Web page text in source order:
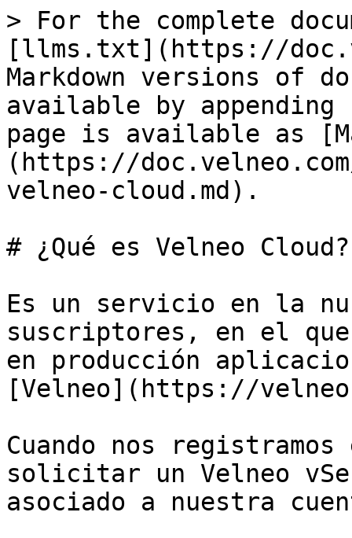
> For the complete
[llms.txt](https://
Markdown versions of
available by
page is available as
(https://
velneo-cloud.md).
# ¿Qué es Velneo Cloud?
Es un servicio en la
suscriptores, en el
en producción
[Velneo](https://
Cuando nos registramos
solicitar un Velneo
asociado a nuestra